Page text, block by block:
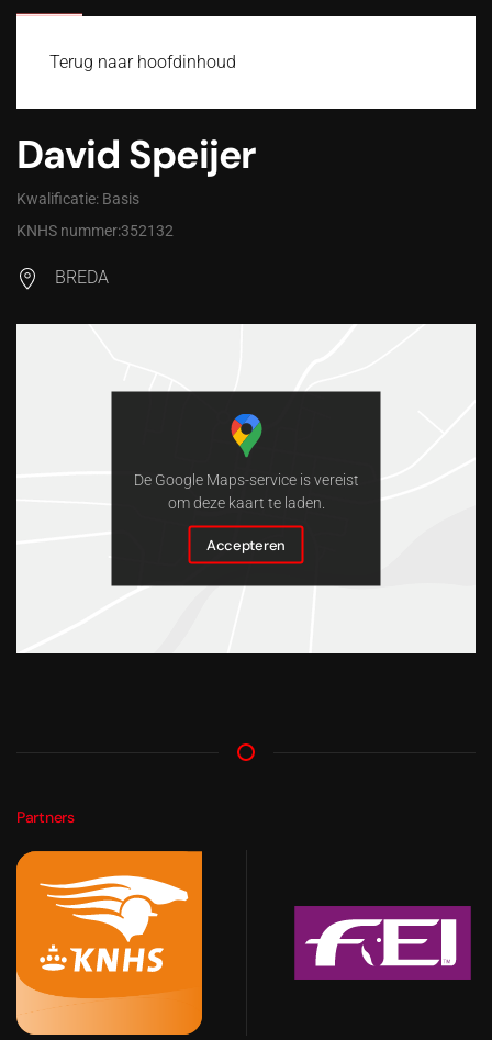
Terug naar hoofdinhoud
David Speijer
Kwalificatie: Basis
KNHS nummer:352132
BREDA
De Google Maps-service is vereist
om deze kaart te laden.
Accepteren
Partners